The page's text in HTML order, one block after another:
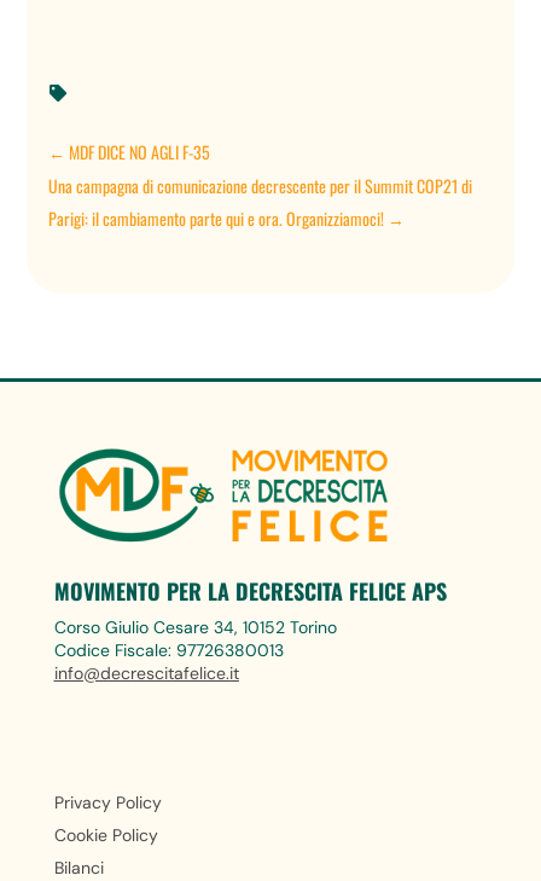

←MDF DICE NO AGLI F-35
Una campagna di comunicazione decrescente per il Summit COP21 di
Parigi: il cambiamento parte qui e ora. Organizziamoci! →
MOVIMENTO PER LA DECRESCITA FELICE APS
Corso Giulio Cesare 34, 10152 Torino
Codice Fiscale: 97726380013
info@decrescitafelice.it
Privacy Policy
Cookie Policy
Bilanci